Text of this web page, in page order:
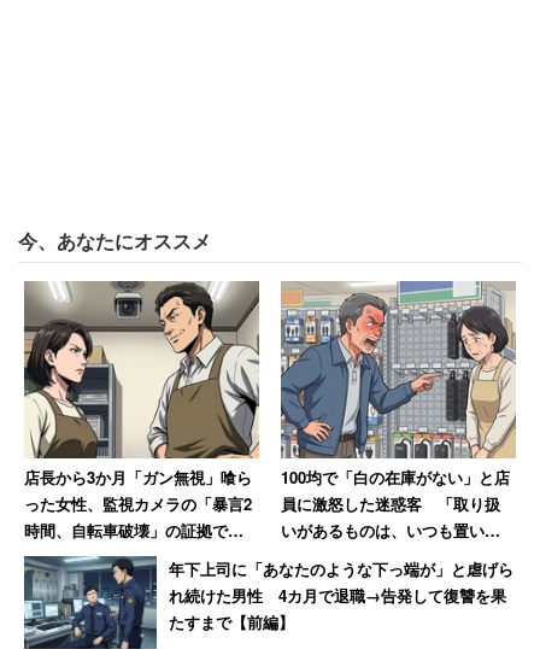
時間給で働く人やこれまで残業をしてきた人の場合、労働
時間の短縮によって賃金が低下する恐れがある。そこで、
同報告書では、生産性の向上を賃金の上昇といった形で還
元するよう提言。そうすれば勤労意欲や向上や定着率の上
昇により、さらに生産性が高まるという。
「長時間労働で出来上がるものは『ほぼ水な
カルピス』みたいなもの」
こうした内容がＮＨＫで報じられると、ネット上で話題
に。あるユーザーが7月21日に投稿した「今更過ぎて草」
今、あなたにオススメ
店長から3か月「ガン無視」喰ら
った女性、監視カメラの「暴言2
時間、自転車破壊」の証拠で反
撃 → 店長はクビ、その後店も潰
れる
100均で「白の在庫がない」と店
員に激怒した迷惑客 「取り扱
いがあるものは、いつも置いと
け」と主張 → 後日「近所で有名
なクレーマー」と判明
年下上司に「あなたのような下っ端が」と虐げら
れ続けた男性 4カ月で退職→告発して復讐を果
たすまで【前編】